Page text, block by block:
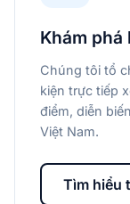
Khám phá
Chúng tôi tổ
kiện trực tiếp
điểm, diễn
Việt Nam.
Tìm hiểu